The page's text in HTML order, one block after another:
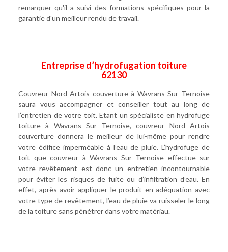
remarquer qu'il a suivi des formations spécifiques pour la
garantie d'un meilleur rendu de travail.
Entreprise d’hydrofugation toiture
62130
Couvreur Nord Artois couverture à Wavrans Sur Ternoise
saura vous accompagner et conseiller tout au long de
l’entretien de votre toit. Etant un spécialiste en hydrofuge
toiture à Wavrans Sur Ternoise, couvreur Nord Artois
couverture donnera le meilleur de lui-même pour rendre
votre édifice imperméable à l’eau de pluie. L’hydrofuge de
toit que couvreur à Wavrans Sur Ternoise effectue sur
votre revêtement est donc un entretien incontournable
pour éviter les risques de fuite ou d’infiltration d’eau. En
effet, après avoir appliquer le produit en adéquation avec
votre type de revêtement, l’eau de pluie va ruisseler le long
de la toiture sans pénétrer dans votre matériau.